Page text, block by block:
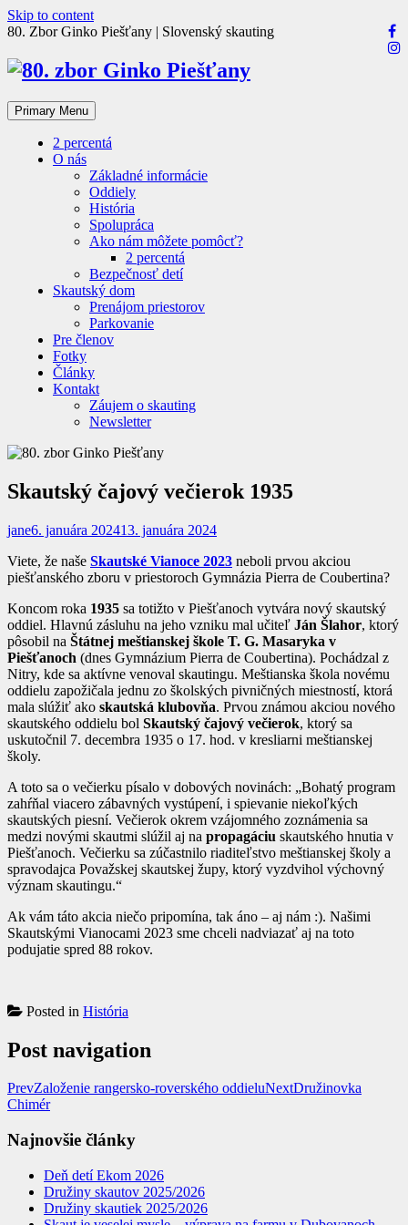
Skip to content
80. Zbor Ginko Piešťany | Slovenský skauting
Primary Menu
2 percentá
O nás
Základné informácie
Oddiely
História
Spolupráca
Ako nám môžete pomôcť?
2 percentá
Bezpečnosť detí
Skautský dom
Prenájom priestorov
Parkovanie
Pre členov
Fotky
Články
Kontakt
Záujem o skauting
Newsletter
Skautský čajový večierok 1935
jane6. januára 202413. januára 2024
Viete, že naše Skautské Vianoce 2023 neboli prvou akciou
piešťanského zboru v priestoroch Gymnázia Pierra de Coubertina?
Koncom roka 1935 sa totižto v Piešťanoch vytvára nový skautský
oddiel. Hlavnú zásluhu na jeho vzniku mal učiteľ Ján Šlahor, ktorý
pôsobil na Štátnej meštianskej škole T. G. Masaryka v
Piešťanoch (dnes Gymnázium Pierra de Coubertina). Pochádzal z
Nitry, kde sa aktívne venoval skautingu. Meštianska škola novému
oddielu zapožičala jednu zo školských pivničných miestností, ktorá
mala slúžiť ako skautská klubovňa. Prvou známou akciou nového
skautského oddielu bol Skautský čajový večierok, ktorý sa
uskutočnil 7. decembra 1935 o 17. hod. v kresliarni meštianskej
školy.
A toto sa o večierku písalo v dobových novinách: „Bohatý program
zahŕňal viacero zábavných vystúpení, i spievanie niekoľkých
skautských piesní. Večierok okrem vzájomného zoznámenia sa
medzi novými skautmi slúžil aj na propagáciu skautského hnutia v
Piešťanoch. Večierku sa zúčastnilo riaditeľstvo meštianskej školy a
spravodajca Považskej skautskej župy, ktorý vyzdvihol výchovný
význam skautingu.“
Ak vám táto akcia niečo pripomína, tak áno – aj nám :). Našimi
Skautskými Vianocami 2023 sme chceli nadviazať aj na toto
podujatie spred 88 rokov.
Posted in História
Post navigation
PrevZaloženie rangersko-roverského oddieluNextDružinovka
Chimér
Najnovšie články
Deň detí Ekom 2026
Družiny skautov 2025/2026
Družiny skautiek 2025/2026